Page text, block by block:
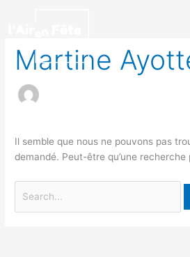
Martine
Il semble que nous ne pouvons pas
demandé. Peut-être qu’une recherche